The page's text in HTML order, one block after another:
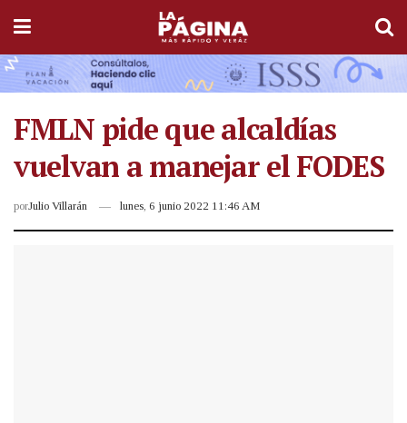
FMLN pide que alcaldías
vuelvan a manejar el FODES
porJulio Villarán lunes, 6 junio 2022 11:46 AM